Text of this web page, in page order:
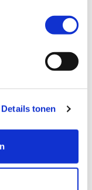
Details tonen
Goes